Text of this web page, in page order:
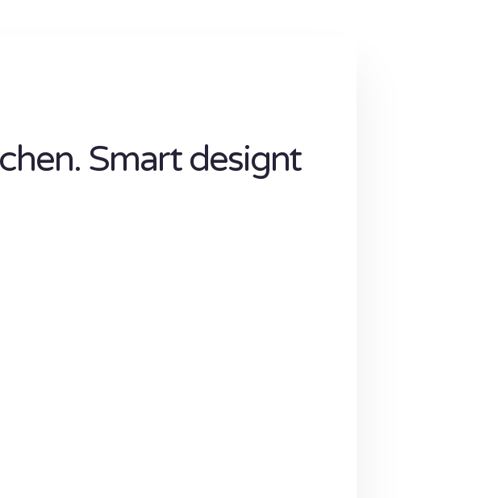
Smart designt